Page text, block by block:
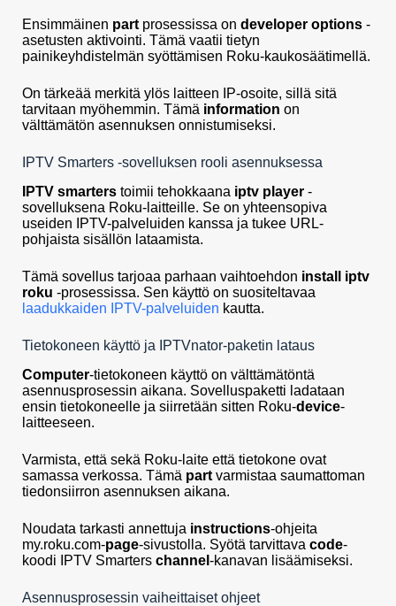
Ensimmäinen part prosessissa on developer options -
asetusten aktivointi. Tämä vaatii tietyn
painikeyhdistelmän syöttämisen Roku-kaukosäätimellä.
On tärkeää merkitä ylös laitteen IP-osoite, sillä sitä
tarvitaan myöhemmin. Tämä information on
välttämätön asennuksen onnistumiseksi.
IPTV Smarters -sovelluksen rooli asennuksessa
IPTV smarters toimii tehokkaana iptv player -
sovelluksena Roku-laitteille. Se on yhteensopiva
useiden IPTV-palveluiden kanssa ja tukee URL-
pohjaista sisällön lataamista.
Tämä sovellus tarjoaa parhaan vaihtoehdon install iptv
roku -prosessissa. Sen käyttö on suositeltavaa
laadukkaiden IPTV-palveluiden kautta.
Tietokoneen käyttö ja IPTVnator-paketin lataus
Computer-tietokoneen käyttö on välttämätöntä
asennusprosessin aikana. Sovelluspaketti ladataan
ensin tietokoneelle ja siirretään sitten Roku-device-
laitteeseen.
Varmista, että sekä Roku-laite että tietokone ovat
samassa verkossa. Tämä part varmistaa saumattoman
tiedonsiirron asennuksen aikana.
Noudata tarkasti annettuja instructions-ohjeita
my.roku.com-page-sivustolla. Syötä tarvittava code-
koodi IPTV Smarters channel -kanavan lisäämiseksi.
Asennusprosessin vaiheittaiset ohjeet